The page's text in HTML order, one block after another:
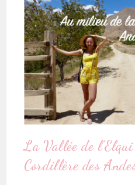
La Vallée de
Cordillère des